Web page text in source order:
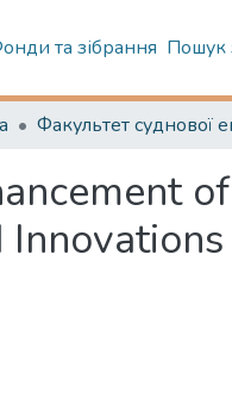
та зібрання Пошук
Innovations